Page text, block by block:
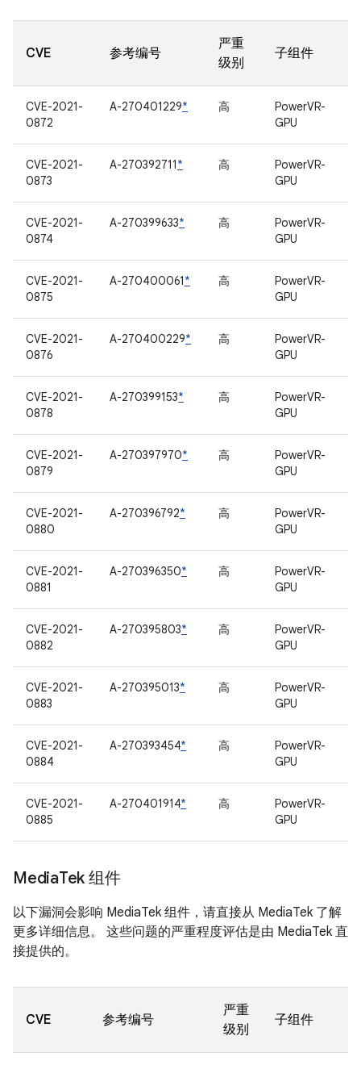
CVE 参考编号
严重
级别
子组件
CVE-2021-
0872
A-270401229* 高
PowerVR-
GPU
CVE-2021-
0873
A-270392711* 高
PowerVR-
GPU
CVE-2021-
0874
A-270399633* 高
PowerVR-
GPU
CVE-2021-
0875
A-270400061* 高
PowerVR-
GPU
CVE-2021-
0876
A-270400229* 高
PowerVR-
GPU
CVE-2021-
0878
A-270399153* 高
PowerVR-
GPU
CVE-2021-
0879
A-270397970* 高
PowerVR-
GPU
CVE-2021-
0880
A-270396792* 高
PowerVR-
GPU
CVE-2021-
0881
A-270396350* 高
PowerVR-
GPU
CVE-2021-
0882
A-270395803* 高
PowerVR-
GPU
CVE-2021-
0883
A-270395013* 高
PowerVR-
GPU
CVE-2021-
0884
A-270393454* 高
PowerVR-
GPU
CVE-2021-
0885
A-270401914* 高
PowerVR-
GPU
MediaTek 组件
以下漏洞会影响 MediaTek 组件，请直接从 MediaTek 了解
更多详细信息。 这些问题的严重程度评估是由 MediaTek 直
接提供的。
CVE 参考编号
严重
级别
子组件